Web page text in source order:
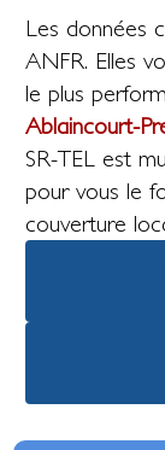
Les données
ANFR. Elles
le plus
Ablaincourt-
SR-TEL est
pour vous le
couverture